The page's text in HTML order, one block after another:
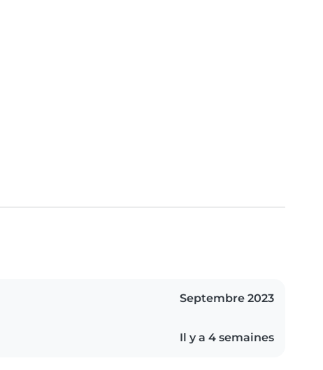
Septembre 2023
Il y a 4 semaines